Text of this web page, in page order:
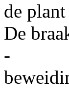
de
De
-